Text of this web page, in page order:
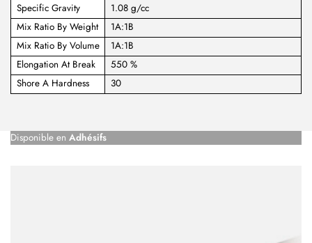
Specific Gravity
1.08 g/cc
Mix Ratio By Weight
1A:1B
Mix Ratio By Volume
1A:1B
Elongation At Break
550 %
Shore A Hardness
30
Disponible en Adhésifs